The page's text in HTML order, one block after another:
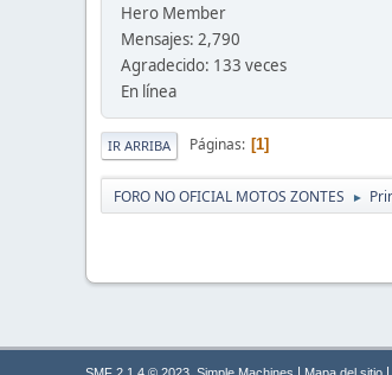
Hero Member
Mensajes: 2,790
Agradecido: 133 veces
En línea
IR ARRIBA Páginas 1
FORO NO OFICIAL MOTOS ZONTES ►